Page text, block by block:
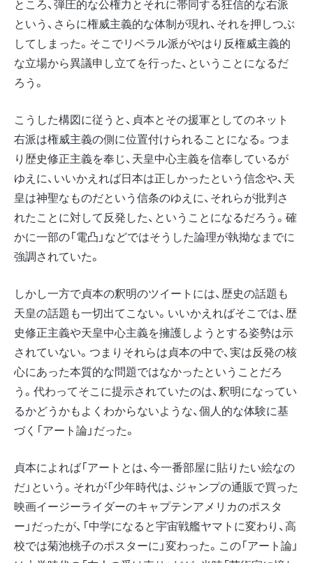
ところ、弾圧的な公権力とそれに帯同する狂信的な右派
という、さらに権威主義的な体制が現れ、それを押しつぶ
してしまった。そこでリベラル派がやはり反権威主義的
な立場から異議申し立てを行った、ということになるだ
ろう。
こうした構図に従うと、貞本とその援軍としてのネット
右派は権威主義の側に位置付けられることになる。つま
り歴史修正主義を奉じ、天皇中心主義を信奉しているが
ゆえに、いいかえれば日本は正しかったという信念や、天
皇は神聖なものだという信条のゆえに、それらが批判さ
れたことに対して反発した、ということになるだろう。確
かに一部の「電凸」などではそうした論理が執拗なまでに
強調されていた。
しかし一方で貞本の釈明のツイートには、歴史の話題も
天皇の話題も一切出てこない。いいかえればそこでは、歴
史修正主義や天皇中心主義を擁護しようとする姿勢は示
されていない。つまりそれらは貞本の中で、実は反発の核
心にあった本質的な問題ではなかったということだろ
う。代わってそこに提示されていたのは、釈明になってい
るかどうかもよくわからないような、個人的な体験に基
づく「アート論」だった。
貞本によれば「アートとは、今一番部屋に貼りたい絵なの
だ」という。それが「少年時代は、ジャンプの通販で買った
映画イージーライダーのキャプテンアメリカのポスタ
ー」だったが、「中学になると宇宙戦艦ヤマトに変わり、高
校では菊池桃子のポスターに」変わった。この「アート論」